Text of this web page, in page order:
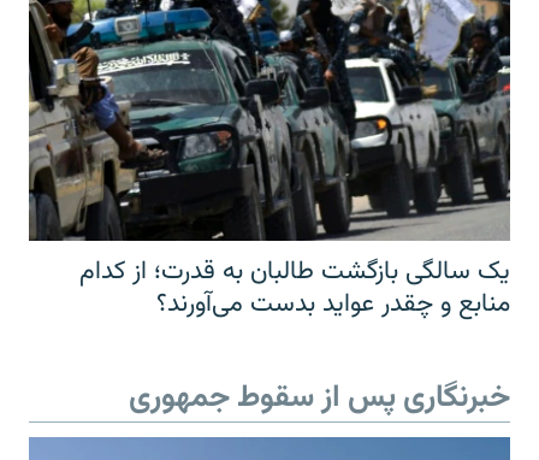
یک سالگی بازگشت طالبان به قدرت؛ از کدام
منابع و چقدر عواید بدست می‌آورند؟
خبرنگاری پس از سقوط جمهوری